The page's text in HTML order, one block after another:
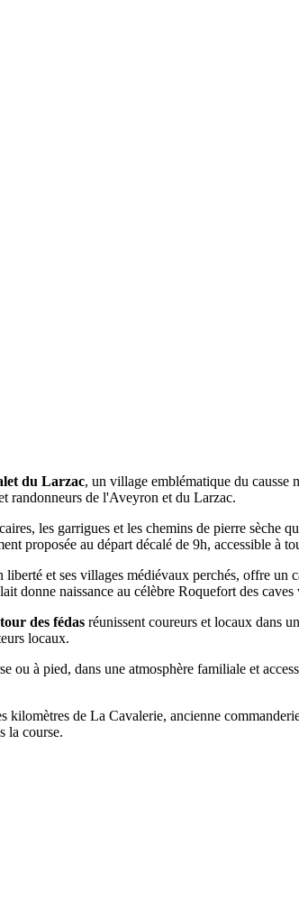
du Larzac, un village emblématique du
randonneurs de l'Aveyron et du Larzac.
les garrigues et les chemins de pierre sèche
proposée au départ décalé de 9h, accessible à
et ses villages médiévaux perchés, offre
donne naissance au célèbre Roquefort des
des fédas réunissent coureurs et locaux dans
locaux.
à pied, dans une atmosphère familiale et
de La Cavalerie, ancienne
la course.